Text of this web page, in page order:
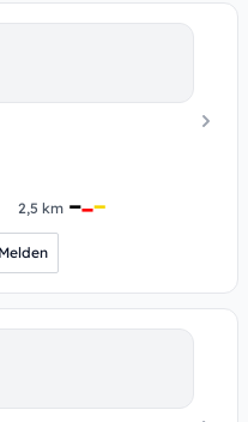
2,5 km
Melden